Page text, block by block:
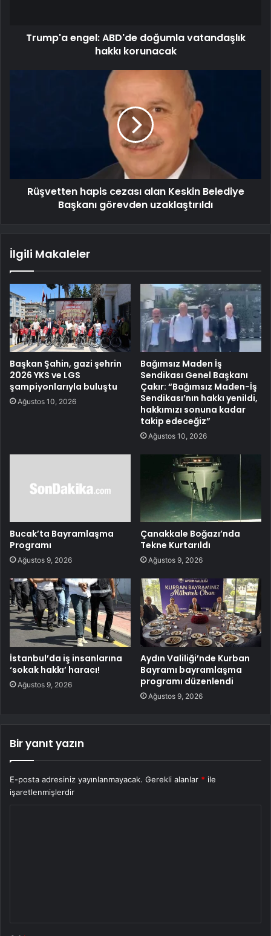
Trump'a engel: ABD'de doğumla vatandaşlık
hakkı korunacak
Rüşvetten hapis cezası alan Keskin Belediye
Başkanı görevden uzaklaştırıldı
İlgili Makaleler
Başkan Şahin, gazi şehrin
2026 YKS ve LGS
şampiyonlarıyla buluştu
Ağustos 10, 2026
Bağımsız Maden İş
Sendikası Genel Başkanı
Çakır: “Bağımsız Maden-İş
Sendikası’nın hakkı yenildi,
hakkımızı sonuna kadar
takip edeceğiz”
Ağustos 10, 2026
Bucak’ta Bayramlaşma
Programı
Ağustos 9, 2026
Çanakkale Boğazı’nda
Tekne Kurtarıldı
Ağustos 9, 2026
İstanbul’da iş insanlarına
‘sokak hakkı’ haracı!
Ağustos 9, 2026
Aydın Valiliği’nde Kurban
Bayramı bayramlaşma
programı düzenlendi
Ağustos 9, 2026
Bir yanıt yazın
E-posta adresiniz yayınlanmayacak. Gerekli alanlar * ile
işaretlenmişlerdir